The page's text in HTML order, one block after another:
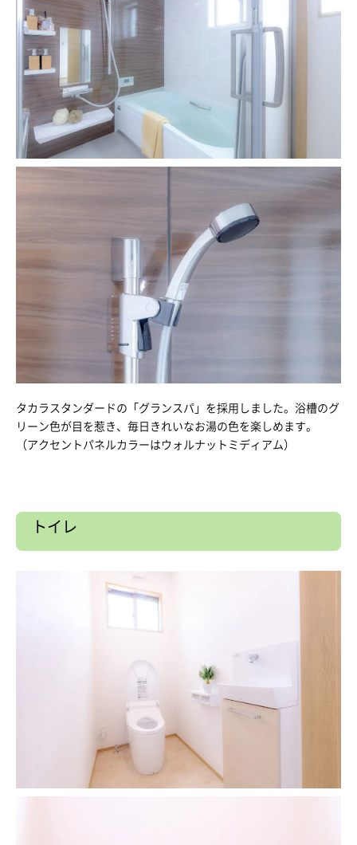
タカラスタンダードの「グランスパ」を採用しました。浴槽のグ
リーン色が目を惹き、毎日きれいなお湯の色を楽しめます。
（アクセントパネルカラーはウォルナットミディアム）
トイレ